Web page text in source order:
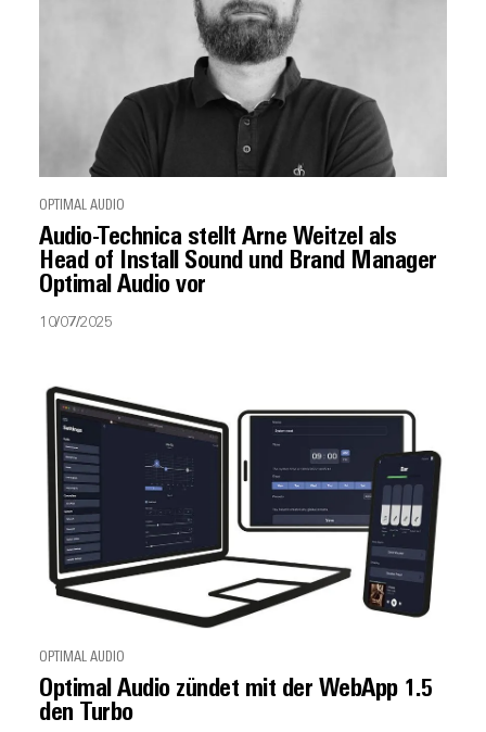
OPTIMAL AUDIO
Audio-Technica stellt Arne Weitzel als
Head of Install Sound und Brand Manager
Optimal Audio vor
10/07/2025
OPTIMAL AUDIO
Optimal Audio zündet mit der WebApp 1.5
den Turbo